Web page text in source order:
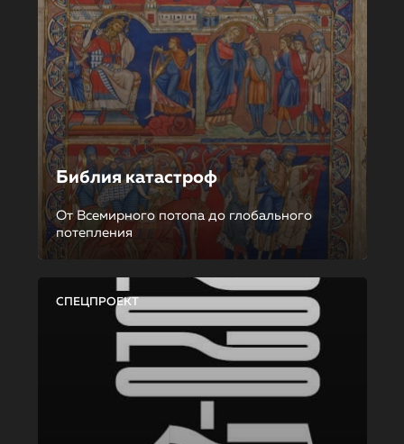
Библия катастроф
От Всемирного потопа до глобального
потепления
СПЕЦПРОЕКТ